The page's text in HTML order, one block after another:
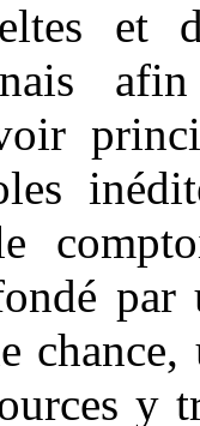
et
par
y